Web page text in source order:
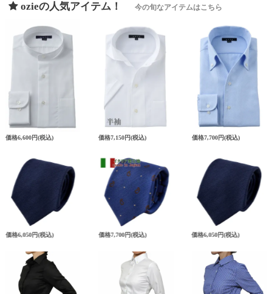
ozieの人気アイテム！ 今の旬なアイテムはこちら
価格6,600円(税込) 価格7,150円(税込) 価格7,700円(税込)
価格6,050円(税込) 価格7,700円(税込) 価格6,050円(税込)